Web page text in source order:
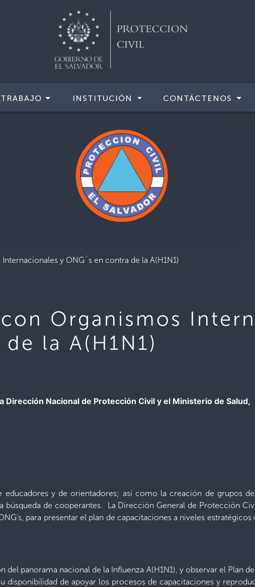
INSTITUCIÓN CONTÁCTENOS
y ONG´s en contra de la A(H1N1)
Organismos
la A(H1N1)
Dirección Nacional de Protección Civil y el Ministerio de Salud,
y de orientadores; así como la creación de grupos
búsqueda de cooperantes. La Dirección General de Protección
para presentar el plan de capacitaciones a niveles
del panorama nacional de la Influenza A(H1N1), y observar el Plan
disponibilidad de apoyar los procesos de capacitaciones y